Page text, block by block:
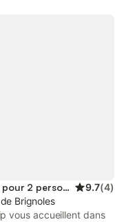
Chambre d’hôte pour 2 personnes 9.7(4)
Brignoles
vous accueillent dans